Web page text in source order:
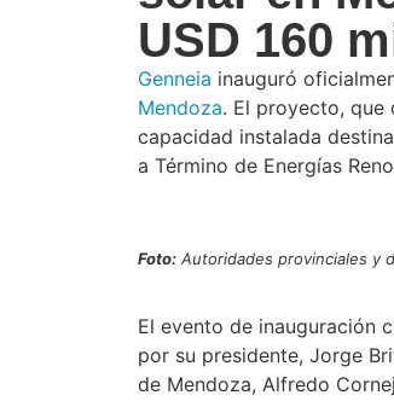
USD 160
Genneia inauguró
Mendoza. El proyecto, que
capacidad instalada
a Término de Energías
Foto: Autoridades provinciales y
El evento de inauguración
por su presidente, Jorge
de Mendoza, Alfredo